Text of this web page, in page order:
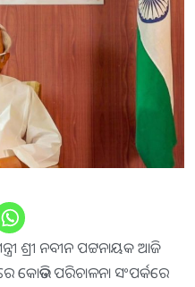
ଶ୍ରୀ ନବୀନ ପଟ୍ଟନାୟକ ଆଜି
କୋଭିଡ ପରିଚାଳନା ସଂପର୍କରେ